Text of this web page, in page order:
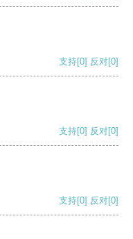
支持[0] 反对[0]
支持[0] 反对[0]
支持[0] 反对[0]